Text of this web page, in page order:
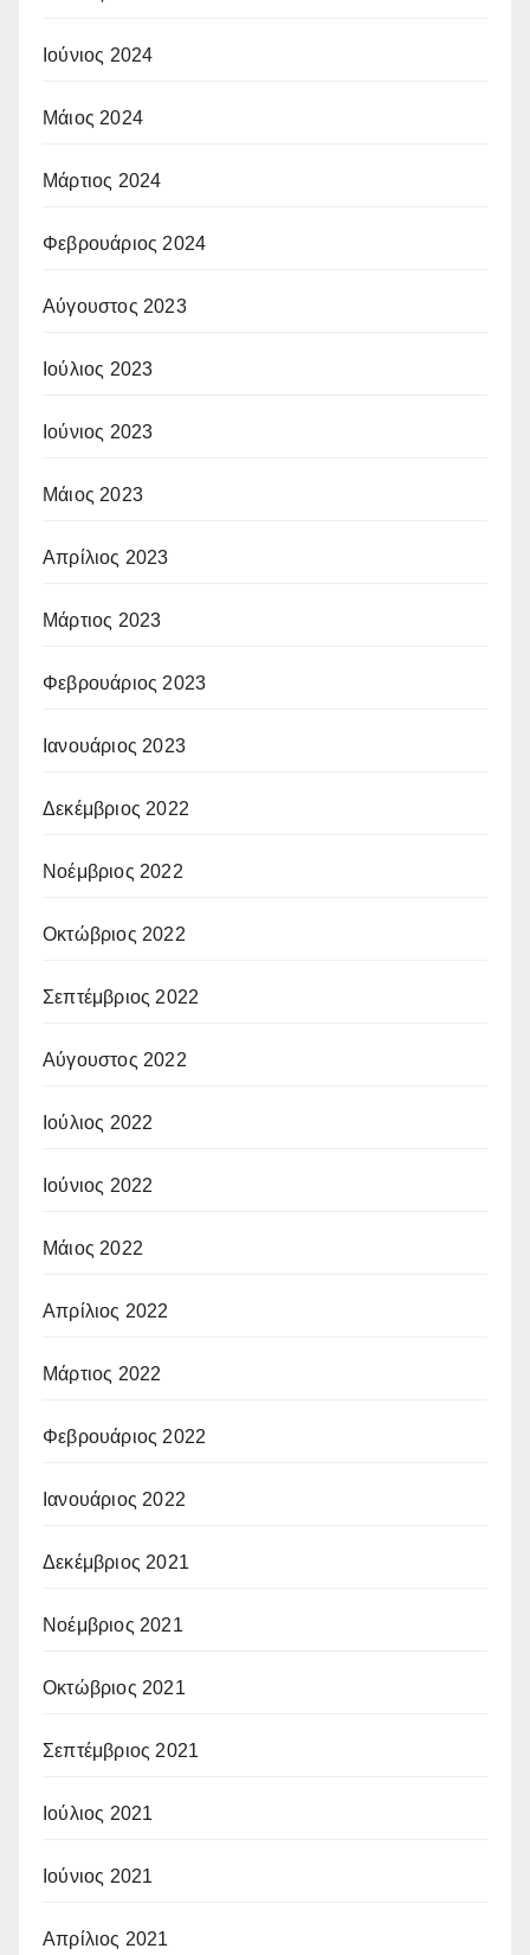
Ιούνιος 2024
Μάιος 2024
Μάρτιος 2024
Φεβρουάριος 2024
Αύγουστος 2023
Ιούλιος 2023
Ιούνιος 2023
Μάιος 2023
Απρίλιος 2023
Μάρτιος 2023
Φεβρουάριος 2023
Ιανουάριος 2023
Δεκέμβριος 2022
Νοέμβριος 2022
Οκτώβριος 2022
Σεπτέμβριος 2022
Αύγουστος 2022
Ιούλιος 2022
Ιούνιος 2022
Μάιος 2022
Απρίλιος 2022
Μάρτιος 2022
Φεβρουάριος 2022
Ιανουάριος 2022
Δεκέμβριος 2021
Νοέμβριος 2021
Οκτώβριος 2021
Σεπτέμβριος 2021
Ιούλιος 2021
Ιούνιος 2021
Απρίλιος 2021